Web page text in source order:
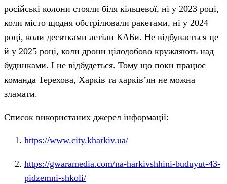
російські колони стояли біля кільцевої, ні у 2023 році,
коли місто щодня обстрілювали ракетами, ні у 2024
році, коли десятками летіли КАБи. Не відбувається це
й у 2025 році, коли дрони цілодобово кружляють над
будинками. І не відбудеться. Тому що поки працює
команда Терехова, Харків та харків’ян не можна
зламати.
Список використаних джерел інформації:
https://www.city.kharkiv.ua/
https://gwaramedia.com/na-harkivshhini-buduyut-43-
pidzemni-shkoli/